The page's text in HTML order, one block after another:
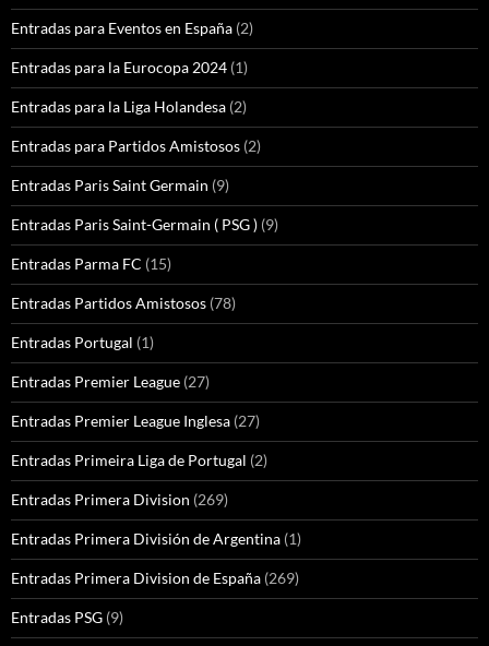
Entradas para Eventos en España (2)
Entradas para la Eurocopa 2024 (1)
Entradas para la Liga Holandesa (2)
Entradas para Partidos Amistosos (2)
Entradas Paris Saint Germain (9)
Entradas Paris Saint-Germain ( PSG ) (9)
Entradas Parma FC (15)
Entradas Partidos Amistosos (78)
Entradas Portugal (1)
Entradas Premier League (27)
Entradas Premier League Inglesa (27)
Entradas Primeira Liga de Portugal (2)
Entradas Primera Division (269)
Entradas Primera División de Argentina (1)
Entradas Primera Division de España (269)
Entradas PSG (9)